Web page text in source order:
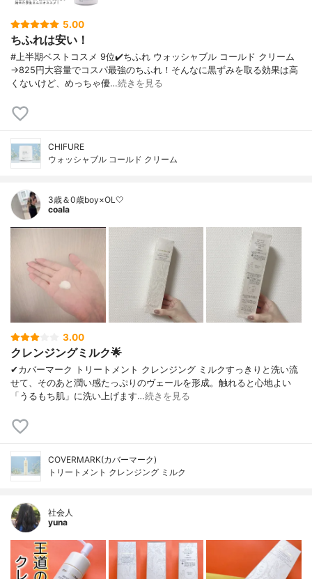
5.00
ちふれは安い！
#上半期ベストコスメ 9位✔️ちふれ ウォッシャブル コールド クリーム
→825円大容量でコスパ最強のちふれ！そんなに黒ずみを取る効果は高
くないけど、めっちゃ優…続きを見る
CHIFURE
ウォッシャブル コールド クリーム
3歳＆0歳boy×OL🤍
coala
3.00
クレンジングミルク🌟
✔︎カバーマーク トリートメント クレンジング ミルクすっきりと洗い流
せて、そのあと潤い感たっぷりのヴェールを形成。触れると心地よい
「うるもち肌」に洗い上げます…続きを見る
COVERMARK(カバーマーク)
トリートメント クレンジング ミルク
社会人
yuna